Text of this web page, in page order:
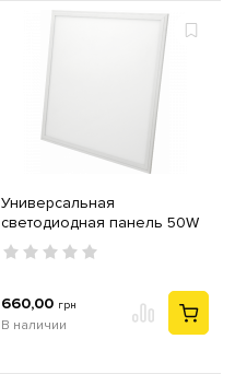
Универсальная
светодиодная панель 50W
4200K PANEL
660,00 грн
В наличии